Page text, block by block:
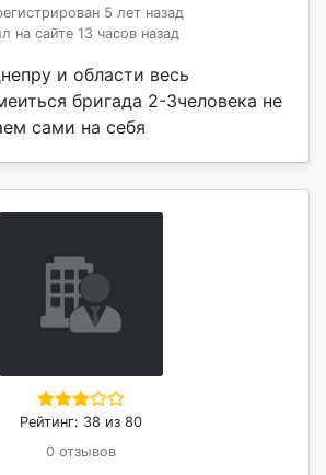
5 лет назад
на сайте 13 часов назад
и области весь
бригада 2-3человека не
сами на себя
Рейтинг: 38 из 80
0 отзывов